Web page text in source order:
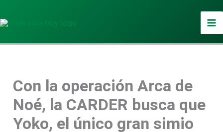
al
Con la operación Arca de
Noé, la CARDER busca que
Yoko, el único gran simio